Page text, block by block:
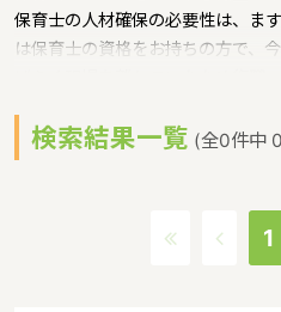
保育士の人材確保の必要性は、ま
は保育士の資格をお持ちの方で、
に関する取り組みを行っています。
岡山県の政令指定都市は岡山市、
町村は27。岡山県の家賃相場：
検索結果一覧 (全0件中
1